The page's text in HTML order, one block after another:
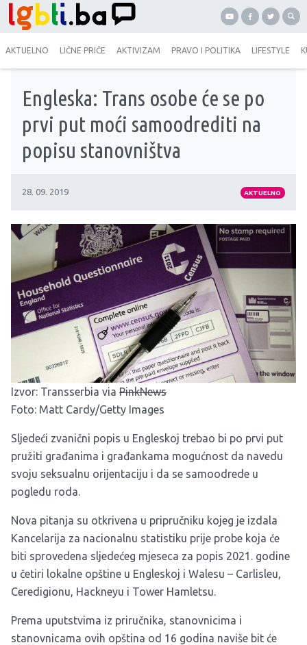
AKTUELNO LIČNE PRIČE AKTIVIZAM PRAVO I POLITIKA LIFESTYLE
Engleska: Trans osobe će se po
prvi put moći samoodrediti na
popisu stanovništva
28. 09. 2019 AKTUELNO
Izvor: Transserbia via PinkNews
Foto: Matt Cardy/Getty Images
Sljedeći zvanični popis u Engleskoj trebao bi po prvi put
pružiti građanima i građankama mogućnost da navedu
svoju seksualnu orijentaciju i da se samoodrede u
pogledu roda.
Nova pitanja su otkrivena u pripručniku kojeg je izdala
Kancelarija za nacionalnu statistiku prije probe koja će
biti sprovedena sljedećeg mjeseca za popis 2021. godine
u četiri lokalne opštine u Engleskoj i Walesu – Carlisleu,
Ceredigionu, Hackneyu i Tower Hamletsu.
Prema uputstvima iz priručnika, stanovnicima i
stanovnicama ovih opština od 16 godina naviše bit će